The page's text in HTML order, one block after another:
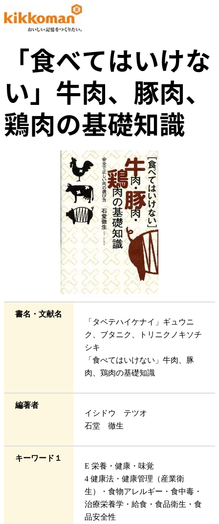
「食べてはいけな
い」牛肉、豚肉、
鶏肉の基礎知識
書名・文献名
「タベテハイケナイ」ギュウニ
ク、ブタニク、トリニクノキソチ
シキ
「食べてはいけない」牛肉、豚
肉、鶏肉の基礎知識
編著者
イシドウ テツオ
石堂 徹生
キーワード１
E 栄養・健康・味覚
4 健康法・健康管理（産業衛
生）・食物アレルギー・食中毒・
治療栄養学・給食・食品衛生・食
品安全性